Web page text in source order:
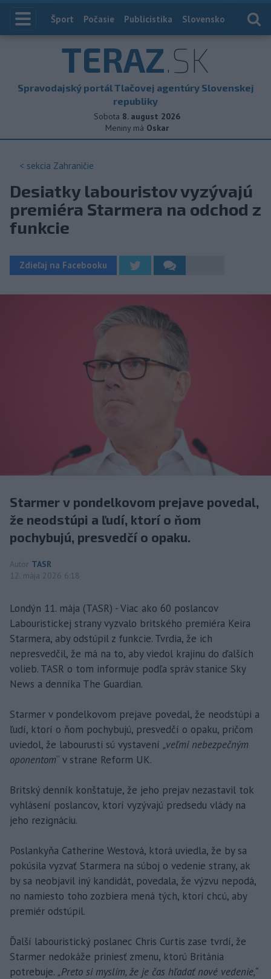
Index
Šport Počasie Publicistika Slovensko
TERAZ.SK
Spravodajský portál Tlačovej agentúry Slovenskej
republiky
Sobota 8. august 2026
Meniny má Oskar
< sekcia Zahraničie
Desiatky labouristov vyzývajú
premiéra Starmera na odchod z
funkcie
Zdieľaj na Facebooku
Starmer v pondelkovom prejave povedal,
že neodstúpi a ľudí, ktorí o ňom
pochybujú, presvedčí o opaku.
Autor TASR
12. mája 2026 6:18
Londýn 11. mája (TASR) - Viac ako 60 poslancov
Labouristickej strany vyzvalo britského premiéra Keira
Starmera, aby odstúpil z funkcie. Tvrdia, že ich
nepresvedčil, že má na to, aby viedol krajinu do ďalších
volieb. TASR o tom informuje podľa správ stanice Sky
News a denníka The Guardian.
Starmer v pondelkovom prejave povedal, že neodstúpi a
ľudí, ktorí o ňom pochybujú, presvedčí o opaku, pričom
uviedol, že labourusti sú vystavení „veľmi nebezpečným
oponentom“ v strane Reform UK.
Britský denník konštatuje, že jeho prejav nezastavil tok
vyhlásení poslancov, ktorí vyzývajú predsedu vlády na
jeho rezignáciu.
Poslankyňa Catherine Westová, ktorá uviedla, že by sa
pokúsila vyzvať Starmera na súboj o vedenie strany, ak
by sa neobjavil iný kandidát, povedala, že výzvu nepodá,
no namiesto toho zozbiera mená tých, ktorí chcú, aby
premiér odstúpil.
Ďalší labouristický poslanec Chris Curtis zase tvrdí, že
Starmer nedokáže priniesť zmenu, ktorú Británia
potrebuje. „Preto si myslím, že je čas hľadať nové vedenie,“